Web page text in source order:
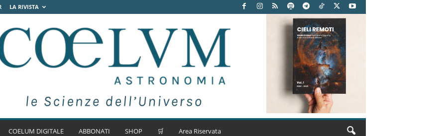
LA RIVISTA
COELUM DIGITALE ABBONATI SHOP 🛒 Area Riservata